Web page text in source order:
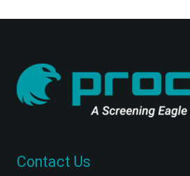
Contact Us